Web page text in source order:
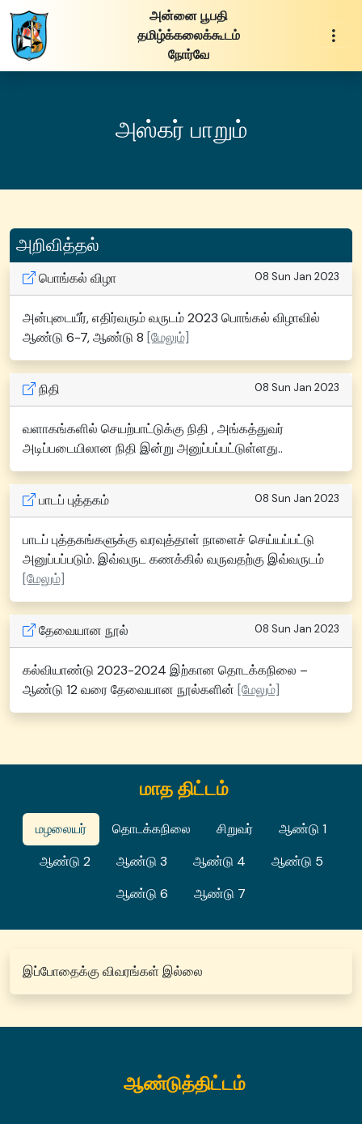
அன்னை பூபதி
தமிழ்க்கலைக்கூடம்
நோர்வே
அஸ்கர் பாறும்
அறிவித்தல்
08 Sun Jan 2023
பொங்கல் விழா
அன்புடையீர், எதிர்வரும் வருடம் 2023 பொங்கல் விழாவில்
ஆண்டு 6-7, ஆண்டு 8 [மேலும்]
08 Sun Jan 2023
நிதி
வளாகங்களில் செயற்பாட்டுக்கு நிதி , அங்கத்துவர்
அடிப்படையிலான நிதி இன்று அனுப்பப்பட்டுள்ளது..
08 Sun Jan 2023
பாடப் புத்தகம்
பாடப் புத்தகங்களுக்கு வரவுத்தாள் நாளைச் செய்யப்பட்டு
அனுப்பப்படும். இவ்வருட கணக்கில் வருவதற்கு இவ்வருடம்
[மேலும்]
08 Sun Jan 2023
தேவையான நூல்
கல்வியாண்டு 2023-2024 இற்கான தொடக்கநிலை –
ஆண்டு 12 வரை தேவையான நூல்களின் [மேலும்]
மாத திட்டம்
மழலையர் தொடக்கநிலை சிறுவர்
ஆண்டு 1
ஆண்டு 2
ஆண்டு 3 ஆண்டு 4
ஆண்டு 5
ஆண்டு 6
ஆண்டு 7
இப்போதைக்கு விவரங்கள் இல்லை
ஆண்டுத்திட்டம்